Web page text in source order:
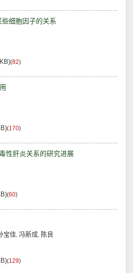
细胞因子的关系
(82)
(170)
性肝炎关系的研究进展
(60)
宝佳, 冯新成, 陈良
(129)